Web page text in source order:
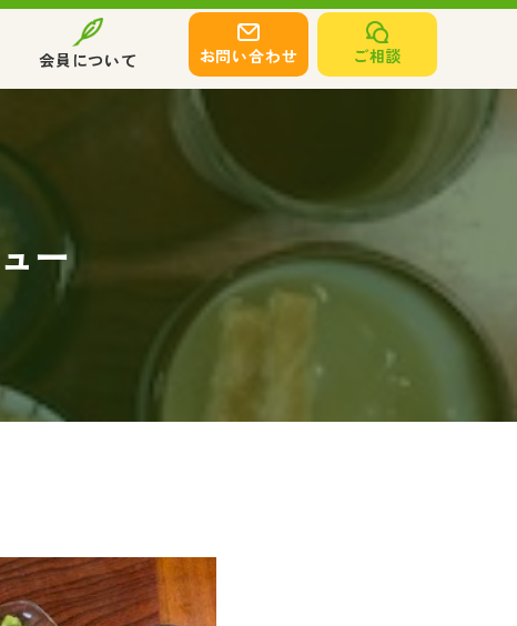
会員について お問い合わせ ご相談
ー